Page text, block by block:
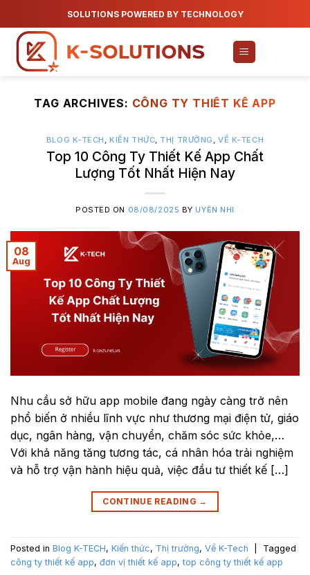
to
content
SOLUTIONS POWERED BY TECHNOLOGY
TAG ARCHIVES: CÔNG TY THIẾT KẾ APP
BLOG K-TECH ,KIẾN THỨC, THỊ TRƯỜNG ,VỀ K-TECH
Top 10 Công Ty Thiết Kế App Chất
Lượng Tốt Nhất Hiện Nay
POSTED ON 08/08/2025 BY UYÊN NHI
08
Aug
Nhu cầu sở hữu app mobile đang ngày càng trở nên
phổ biến ở nhiều lĩnh vực như thương mại điện tử, giáo
dục, ngân hàng, vận chuyển, chăm sóc sức khỏe,…
Với khả năng tăng tương tác, cá nhân hóa trải nghiệm
và hỗ trợ vận hành hiệu quả, việc đầu tư thiết kế […]
CONTINUE READING →
Posted in Blog K-TECH, Kiến thức, Thị trường, Về K-Tech
Tagged
công ty thiết kế app, đơn vị thiết kế app,top công ty thiết kế app